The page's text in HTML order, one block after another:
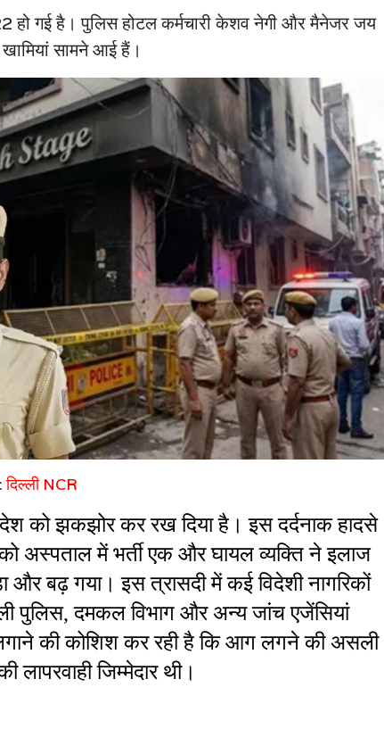
हो गई है। पुलिस होटल कर्मचारी केशव नेगी और मैनेजर जय
सामने आई हैं।
दिल्ली NCR
को झकझोर कर रख दिया है। इस दर्दनाक हादसे
अस्पताल में भर्ती एक और घायल व्यक्ति ने इलाज
बढ़ गया। इस त्रासदी में कई विदेशी नागरिकों
पुलिस, दमकल विभाग और अन्य जांच एजेंसियां
की कोशिश कर रही है कि आग लगने की असली
जिम्मेदार थी।